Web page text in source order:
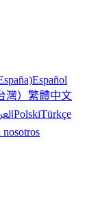
Español
） 繁體中文
PolskiTürkçe
nosotros